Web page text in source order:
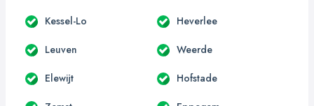
Kessel-Lo Heverlee
Leuven Weerde
Elewijt Hofstade